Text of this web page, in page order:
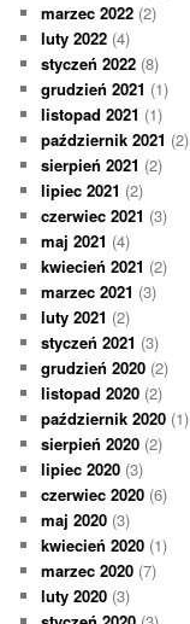
marzec 2022 (2)
luty 2022 (4)
styczeń 2022 (8)
grudzień 2021 (1)
listopad 2021 (1)
październik 2021 (2)
sierpień 2021 (2)
lipiec 2021 (2)
czerwiec 2021 (3)
maj 2021 (4)
kwiecień 2021 (2)
marzec 2021 (3)
luty 2021 (2)
styczeń 2021 (3)
grudzień 2020 (2)
listopad 2020 (2)
październik 2020 (1)
sierpień 2020 (2)
lipiec 2020 (3)
czerwiec 2020 (6)
maj 2020 (3)
kwiecień 2020 (1)
marzec 2020 (7)
luty 2020 (3)